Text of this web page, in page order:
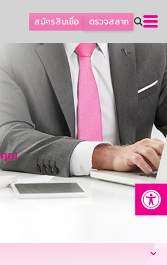
สมัครสินเชื่อ ตรวจสลาก
อย
คุณ